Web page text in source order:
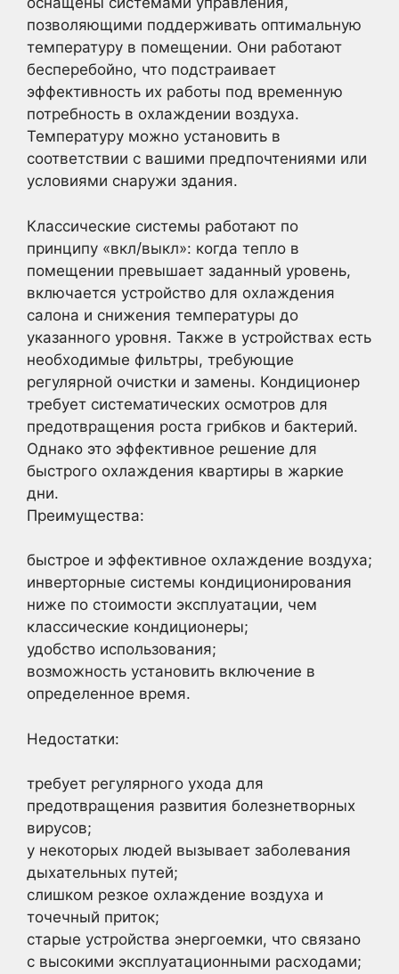
позволяющими поддерживать оптимальную
температуру в помещении. Они работают
бесперебойно, что подстраивает
эффективность их работы под временную
потребность в охлаждении воздуха.
Температуру можно установить в
соответствии с вашими предпочтениями или
условиями снаружи здания.
Классические системы работают по
принципу «вкл/выкл»: когда тепло в
помещении превышает заданный уровень,
включается устройство для охлаждения
салона и снижения температуры до
указанного уровня. Также в устройствах есть
необходимые фильтры, требующие
регулярной очистки и замены. Кондиционер
требует систематических осмотров для
предотвращения роста грибков и бактерий.
Однако это эффективное решение для
быстрого охлаждения квартиры в жаркие
дни.
Преимущества:
быстрое и эффективное охлаждение воздуха;
инверторные системы кондиционирования
ниже по стоимости эксплуатации, чем
классические кондиционеры;
удобство использования;
возможность установить включение в
определенное время.
Недостатки:
требует регулярного ухода для
предотвращения развития болезнетворных
вирусов;
у некоторых людей вызывает заболевания
дыхательных путей;
слишком резкое охлаждение воздуха и
точечный приток;
старые устройства энергоемки, что связано
с высокими эксплуатационными расходами;